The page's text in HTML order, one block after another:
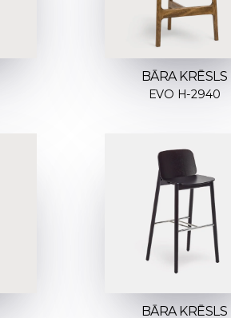
BĀRA KRĒSLS
EVO H-2940
BĀRA KRĒSLS